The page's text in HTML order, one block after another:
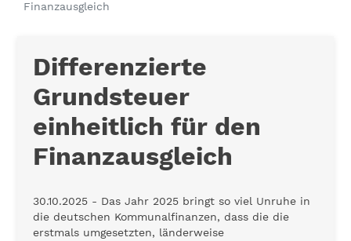
Finanzausgleich
Differenzierte
Grundsteuer
einheitlich für den
Finanzausgleich
30.10.2025 - Das Jahr 2025 bringt so viel Unruhe in
die deutschen Kommunalfinanzen, dass die die
erstmals umgesetzten, länderweise